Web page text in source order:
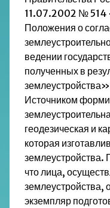
11.07.2002 № 514
Положения о
ведении
полученных в
Источником
геодезическая и
которая
землеустройства.
что лица,
землеустройства,
экземпляр